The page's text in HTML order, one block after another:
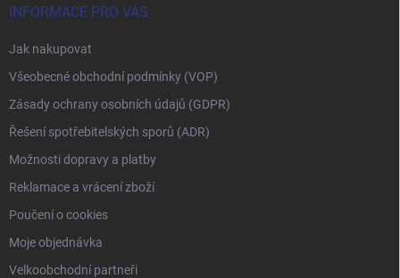
INFORMACE PRO VÁS
Jak nakupovat
Všeobecné obchodní podmínky (VOP)
Zásady ochrany osobních údajů (GDPR)
Řešení spotřebitelských sporů (ADR)
Možnosti dopravy a platby
Reklamace a vrácení zboží
Poučení o cookies
Moje objednávka
Velkoobchodní partneři